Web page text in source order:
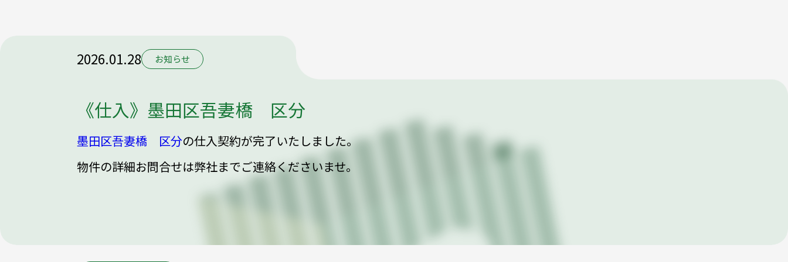
2026.01.28 お知らせ
《仕入》墨田区吾妻橋 区分
墨田区吾妻橋 区分の仕入契約が完了いたしました。
物件の詳細お問合せは弊社までご連絡くださいませ。